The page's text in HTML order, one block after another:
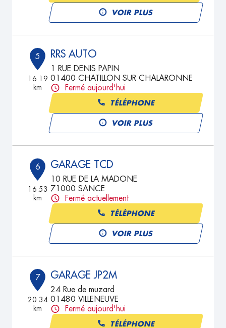
VOIR PLUS
5
16.19
km
RRS AUTO
1 RUE DENIS PAPIN
01400 CHATILLON SUR CHALARONNE
Fermé aujourd'hui
TÉLÉPHONE
VOIR PLUS
6
16.53
km
GARAGE TCD
10 RUE DE LA MADONE
71000 SANCE
Fermé actuellement
TÉLÉPHONE
VOIR PLUS
7
20.34
km
GARAGE JP2M
24 Rue de muzard
01480 VILLENEUVE
Fermé aujourd'hui
TÉLÉPHONE